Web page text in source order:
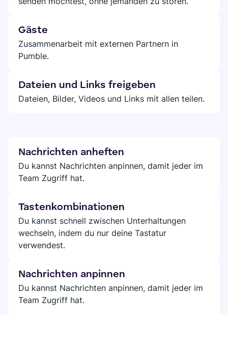
Gäste
Zusammenarbeit mit externen Partnern in
Pumble.
Dateien und Links freigeben
Dateien, Bilder, Videos und Links mit allen teilen.
Nachrichten anheften
Du kannst Nachrichten anpinnen, damit jeder im
Team Zugriff hat.
Tastenkombinationen
Du kannst schnell zwischen Unterhaltungen
wechseln, indem du nur deine Tastatur
verwendest.
Nachrichten anpinnen
Du kannst Nachrichten anpinnen, damit jeder im
Team Zugriff hat.